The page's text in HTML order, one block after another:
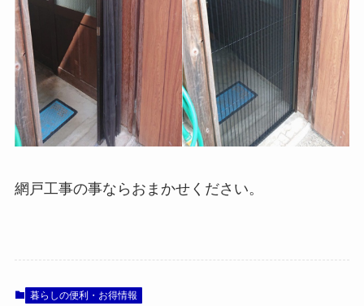
網戸工事の事ならおまかせください。
暮らしの便利・お得情報